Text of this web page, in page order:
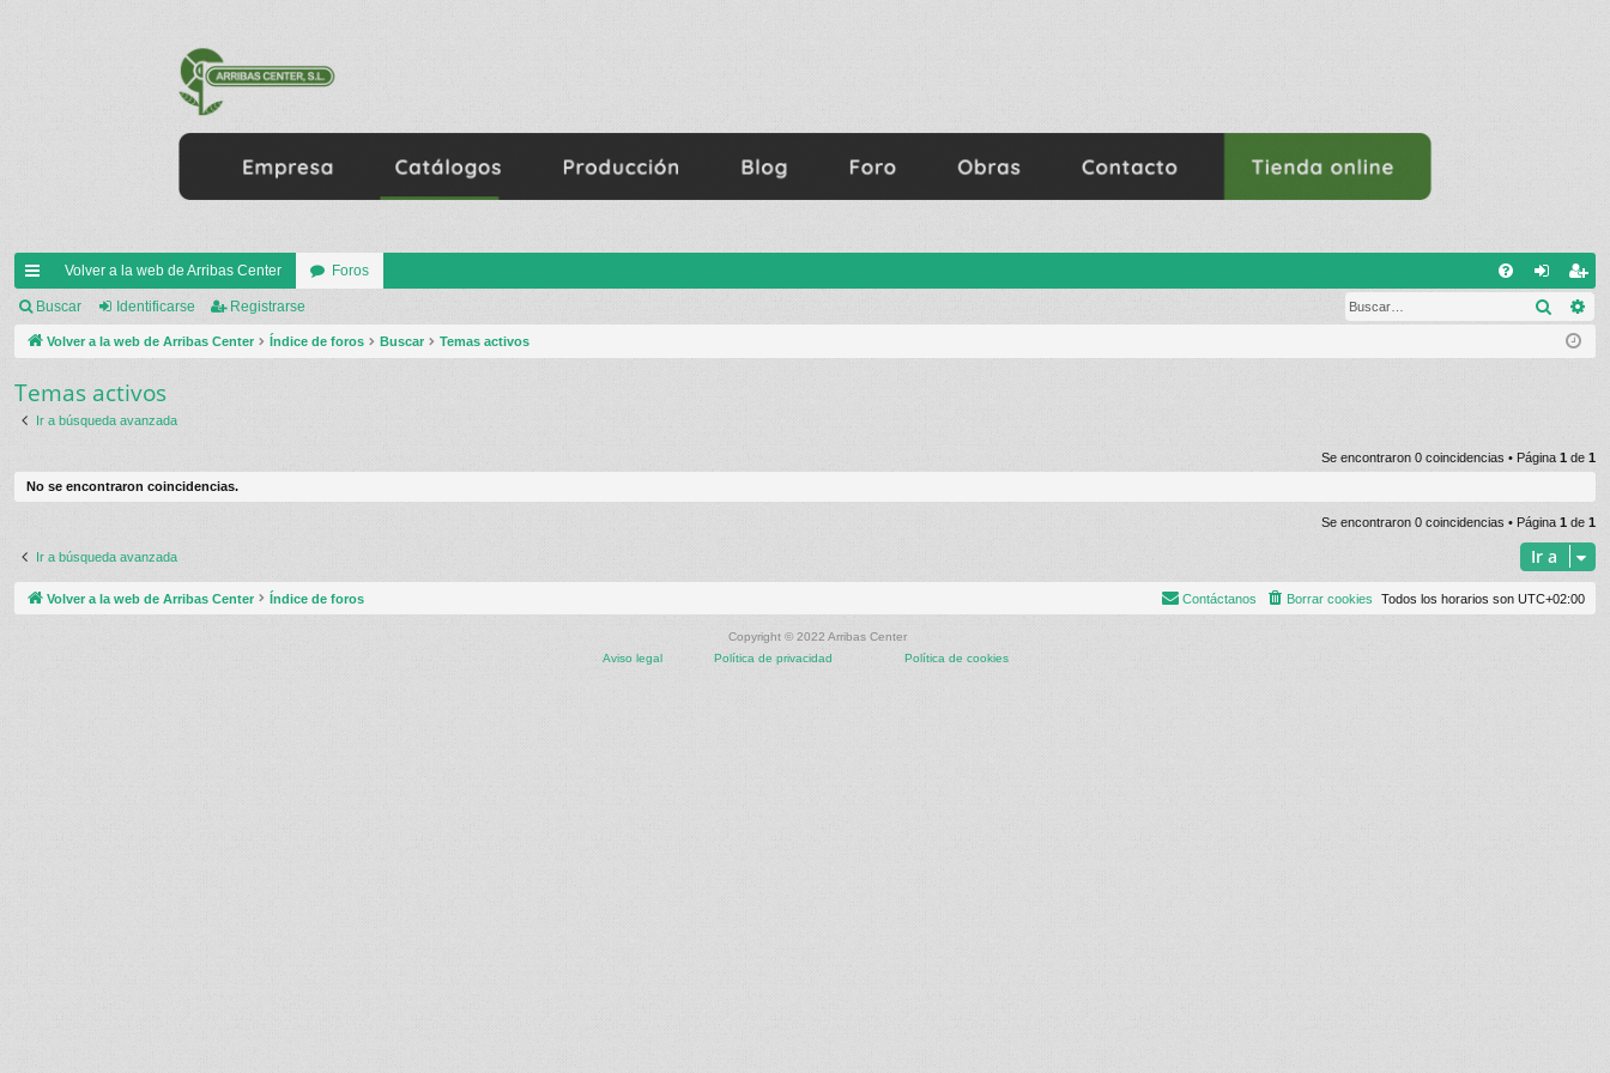
nl
ac
rá
do
Volver a la web de Arribas Center Foros
de
se
eg
ist
Buscar Identificarse Registrarse Buscar
Volver a la web de Arribas Center Índice de foros Buscar Temas activos
Temas activos
Ir a búsqueda avanzada
Se encontraron 0 coincidencias • Página 1 de 1
No se encontraron coincidencias.
Se encontraron 0 coincidencias • Página 1 de 1
Ir a búsqueda avanzada Ir a
Volver a la web de Arribas Center Índice de foros Todos los horarios son UTC+02:00
Borrar cookies
Contáctanos
Copyright © 2022 Arribas Center
Aviso legal
Política de privacidad Política de cookies